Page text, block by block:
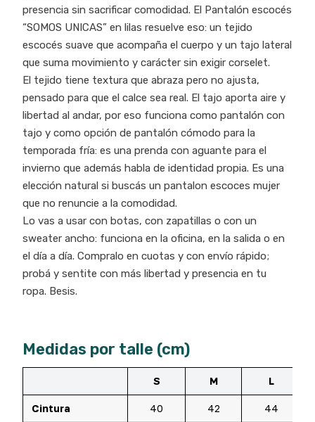
presencia sin sacrificar comodidad. El Pantalón escocés
“SOMOS UNICAS” en lilas resuelve eso: un tejido
escocés suave que acompaña el cuerpo y un tajo lateral
que suma movimiento y carácter sin exigir corselet.
El tejido tiene textura que abraza pero no ajusta,
pensado para que el calce sea real. El tajo aporta aire y
libertad al andar, por eso funciona como pantalón con
tajo y como opción de pantalón cómodo para la
temporada fría: es una prenda con aguante para el
invierno que además habla de identidad propia. Es una
elección natural si buscás un pantalon escoces mujer
que no renuncie a la comodidad.
Lo vas a usar con botas, con zapatillas o con un
sweater ancho: funciona en la oficina, en la salida o en
el día a día. Compralo en cuotas y con envío rápido;
probá y sentite con más libertad y presencia en tu
ropa. Besis.
Medidas por talle (cm)
S M L
Cintura 40 42 44